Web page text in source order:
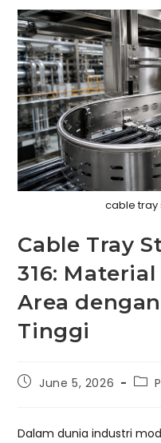
cable tray
Cable Tray
316:
Area
Tinggi
PostJune 5, 2026
Post
Dalam dunia industri